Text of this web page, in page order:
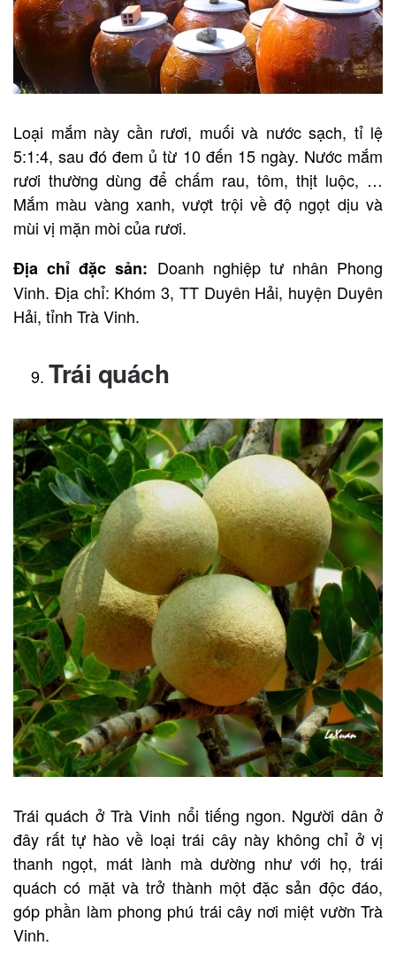
Loại mắm này cần rươi, muối và nước sạch, tỉ lệ
5:1:4, sau đó đem ủ từ 10 đến 15 ngày. Nước mắm
rươi thường dùng để chấm rau, tôm, thịt luộc, …
Mắm màu vàng xanh, vượt trội về độ ngọt dịu và
mùi vị mặn mòi của rươi.
Địa chỉ đặc sản: Doanh nghiệp tư nhân Phong
Vinh. Địa chỉ: Khóm 3, TT Duyên Hải, huyện Duyên
Hải, tỉnh Trà Vinh.
Trái quách
Trái quách ở Trà Vinh nổi tiếng ngon. Người dân ở
đây rất tự hào về loại trái cây này không chỉ ở vị
thanh ngọt, mát lành mà dường như với họ, trái
quách có mặt và trở thành một đặc sản độc đáo,
góp phần làm phong phú trái cây nơi miệt vườn Trà
Vinh.